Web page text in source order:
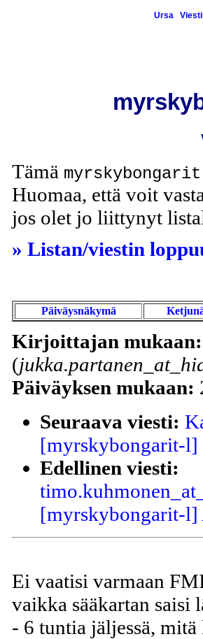
Ursa
Tämä
Huomaa, että voit
jos olet jo liittynyt
» Listan/viestin
Päiväysnäkymä
Kirjoittajan mukaan:
(
Päiväyksen mukaan:
Seuraava viesti:
[myrskybongarit-l]
Edellinen viesti:
[myrskybongarit-l]
Ei vaatisi varmaan
vaikka sääkartan saisi
- 6 tuntia jäljessä,